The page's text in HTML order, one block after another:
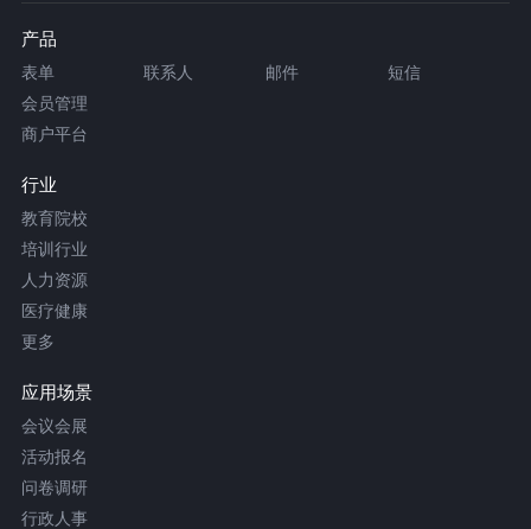
产品
表单 联系人 邮件
短信
会员管理
商户平台
行业
教育院校
培训行业
人力资源
医疗健康
更多
应用场景
会议会展
活动报名
问卷调研
行政人事